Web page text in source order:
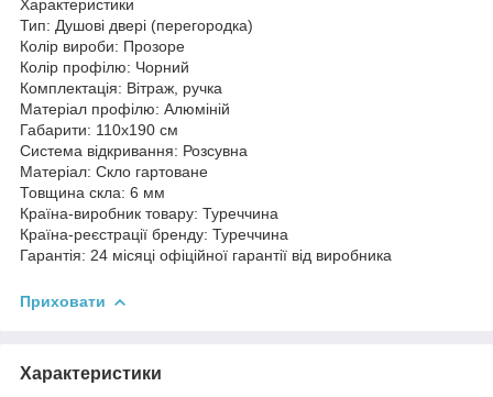
Характеристики
Тип: Душові двері (перегородка)
Колір вироби: Прозоре
Колір профілю: Чорний
Комплектація: Вітраж, ручка
Матеріал профілю: Алюміній
Габарити: 110х190 см
Система відкривання: Розсувна
Матеріал: Скло гартоване
Товщина скла: 6 мм
Країна-виробник товару: Туреччина
Країна-реєстрації бренду: Туреччина
Гарантія: 24 місяці офіційної гарантії від виробника
Приховати
Характеристики